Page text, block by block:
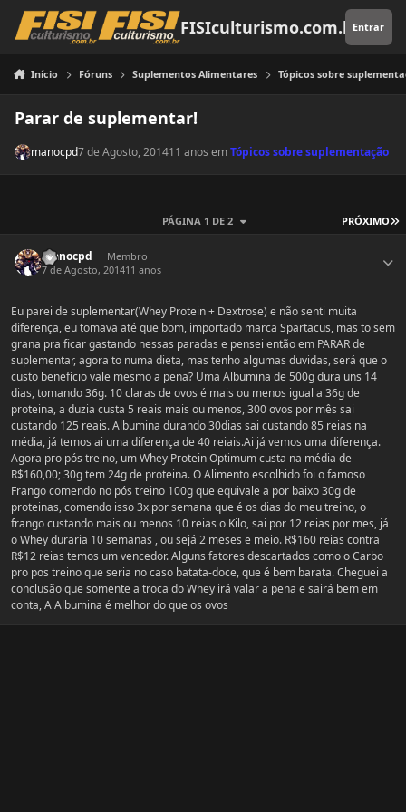
Pular para o conteúdo
FISIculturismo.com.brEntrar
Início Fóruns Suplementos Alimentares Tópicos sobre
Parar de suplementar!
manocpd7 de Agosto, 201411 anos emTópicos sobre suplementação
PRÓXIMO
PÁGINA 1 DE 2
manocpd
Membro
7 de Agosto, 201411 anos
Eu parei de suplementar(Whey Protein + Dextrose) e não senti muita
diferença, eu tomava até que bom, importado marca Spartacus, mas to sem
grana pra ficar gastando nessas paradas e pensei então em PARAR de
suplementar, agora to numa dieta, mas tenho algumas duvidas, será que o
custo benefício vale mesmo a pena? Uma Albumina de 500g dura uns 14
dias, tomando 36g. 10 claras de ovos é mais ou menos igual a 36g de
proteina, a duzia custa 5 reais mais ou menos, 300 ovos por mês sai
custando 125 reais. Albumina durando 30dias sai custando 85 reias na
média, já temos ai uma diferença de 40 reiais.Ai já vemos uma diferença.
Agora pro pós treino, um Whey Protein Optimum custa na média de
R$160,00; 30g tem 24g de proteina. O Alimento escolhido foi o famoso
Frango comendo no pós treino 100g que equivale a por baixo 30g de
proteinas, comendo isso 3x por semana que é os dias do meu treino, o
frango custando mais ou menos 10 reias o Kilo, sai por 12 reias por mes, já
o Whey duraria 10 semanas , ou sejá 2 meses e meio. R$160 reias contra
R$12 reias temos um vencedor. Alguns fatores descartados como o Carbo
pro pos treino que seria no caso batata-doce, que é bem barata. Cheguei a
conclusão que somente a troca do Whey irá valar a pena e sairá bem em
conta, A Albumina é melhor do que os ovos